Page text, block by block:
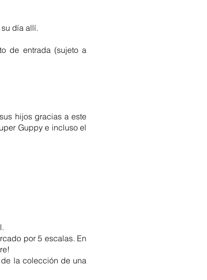
día allí.
de entrada (sujeto a
hijos gracias a este
Guppy e incluso el
por 5 escalas. En
la colección de una